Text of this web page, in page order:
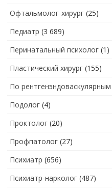
Офтальмолог-хирург (25)
Педиатр (3 689)
Перинатальный психолог (1)
Пластический хирург (155)
По
Подолог (4)
Проктолог (20)
Профпатолог (27)
Психиатр (656)
Психиатр-нарколог (487)